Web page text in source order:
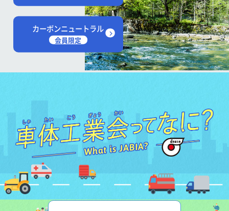
カーボンニュートラル
会員限定